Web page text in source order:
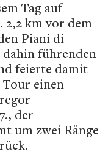
Tag auf
2,2 km vor dem
Piani di
dahin führenden
feierte damit
einen
der
um zwei Ränge